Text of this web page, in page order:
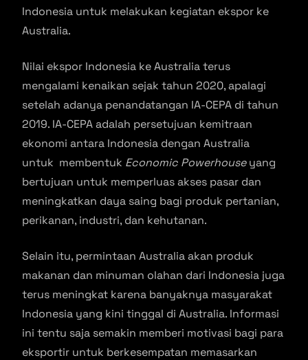
Indonesia untuk melakukan kegiatan ekspor ke
Australia.
Nilai ekspor Indonesia ke Australia terus
mengalami kenaikan sejak tahun 2020, apalagi
setelah adanya penandatangan IA-CEPA di tahun
2019. IA-CEPA adalah persetujuan kemitraan
ekonomi antara Indonesia dengan Australia
untuk membentuk Economic Powerhouseyang
bertujuan untuk memperluas akses pasar dan
meningkatkan daya saing bagi produk pertanian,
perikanan, industri, dan kehutanan.
Selain itu, permintaan Australia akan produk
makanan dan minuman olahan dari Indonesia juga
terus meningkat karena banyaknya masyarakat
Indonesia yang kini tinggal di Australia. Informasi
ini tentu saja semakin memberi motivasi bagi para
eksportir untuk berkesempatan memasarkan